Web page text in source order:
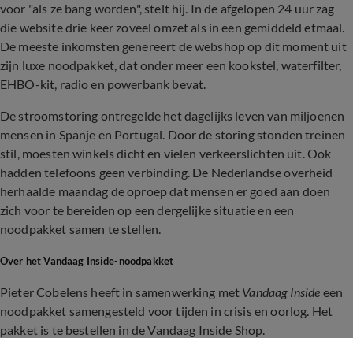
voor "als ze bang worden", stelt hij. In de afgelopen 24 uur zag
die website drie keer zoveel omzet als in een gemiddeld etmaal.
De meeste inkomsten genereert de webshop op dit moment uit
zijn luxe noodpakket, dat onder meer een kookstel, waterfilter,
EHBO-kit, radio en powerbank bevat.
De stroomstoring ontregelde het dagelijks leven van miljoenen
mensen in Spanje en Portugal. Door de storing stonden treinen
stil, moesten winkels dicht en vielen verkeerslichten uit. Ook
hadden telefoons geen verbinding. De Nederlandse overheid
herhaalde maandag de oproep dat mensen er goed aan doen
zich voor te bereiden op een dergelijke situatie en een
noodpakket samen te stellen.
Over het Vandaag Inside-noodpakket
Pieter Cobelens heeft in samenwerking met Vandaag Inside een
noodpakket samengesteld voor tijden in crisis en oorlog. Het
pakket is te bestellen in de Vandaag Inside Shop.